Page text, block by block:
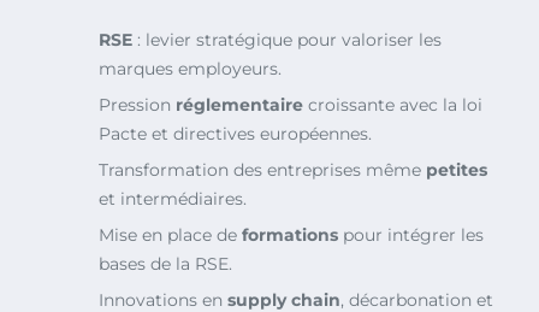
RSE : levier stratégique pour valoriser les
marques employeurs.
Pression réglementaire croissante avec la loi
Pacte et directives européennes.
Transformation des entreprises même petites
et intermédiaires.
Mise en place de formations pour intégrer les
bases de la RSE.
Innovations en supply chain, décarbonation et